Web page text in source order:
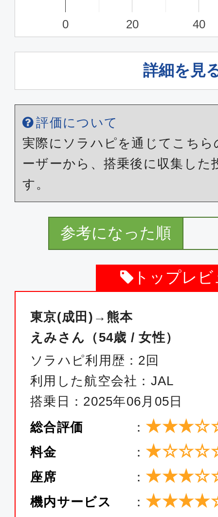
0 20 40
詳細を見
評価について
実際にソラハピを通じてこち
ーザーから、搭乗後に収集した
す。
参考になった順
トップレビ
東京(成田)→熊本
えみさん（54歳 / 女性）
ソラハピ利用歴：2回
利用した航空会社：JAL
搭乗日：2025年06月05日
総合評価
：
料金 ：
座席 ：
機内サービス ：